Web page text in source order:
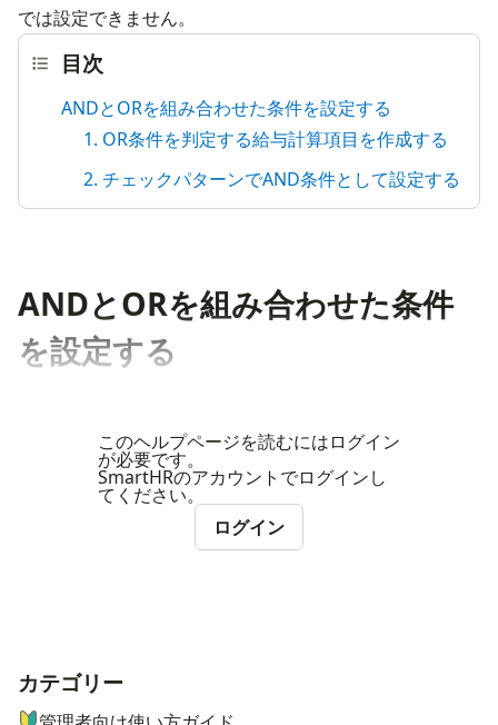
では設定できません。
目次
ANDとORを組み合わせた条件を設定する
1. OR条件を判定する給与計算項目を作成する
2. チェックパターンでAND条件として設定する
ANDとORを組み合わせた条件
を設定する
このヘルプページを読むにはログイン
が必要です。
SmartHRのアカウントでログインし
てください。
ログイン
ナビゲーションメニュー
カテゴリー